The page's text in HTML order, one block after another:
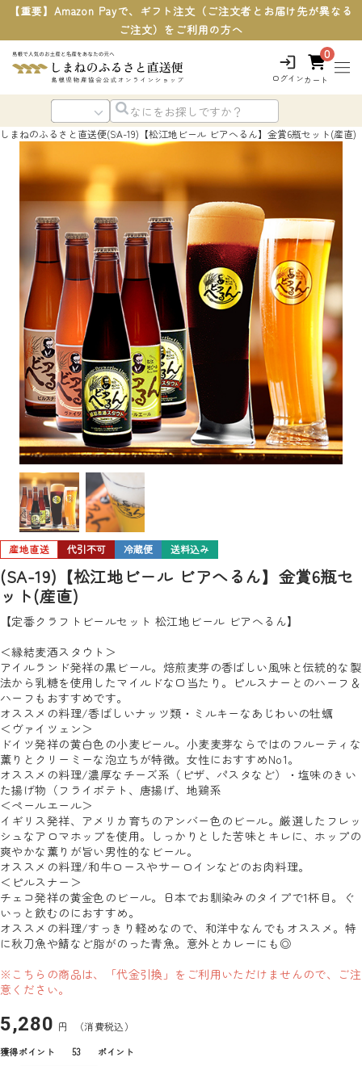
【重要】Amazon Payで、ギフト注文（ご注文者とお届け先が異なる
ご注文）をご利用の方へ
ログイン
0
カート
しまねのふるさと直送便(SA-19)【松江地ビール ビアへるん】金賞6瓶セット(産直)
産地直送 代引不可 冷蔵便 送料込み
(SA-19)【松江地ビール ビアへるん】金賞6瓶セ
ット(産直)
【定番クラフトビールセット 松江地ビール ビアへるん】
＜縁結麦酒スタウト＞
アイルランド発祥の黒ビール。焙煎麦芽の香ばしい風味と伝統的な製
法から乳糖を使用したマイルドな口当たり。ピルスナーとのハーフ＆
ハーフもおすすめです。
オススメの料理/香ばしいナッツ類・ミルキーなあじわいの牡蠣
＜ヴァイツェン＞
ドイツ発祥の黄白色の小麦ビール。小麦麦芽ならではのフルーティな
薫りとクリーミーな泡立ちが特徴。女性におすすめNo1。
オススメの料理/濃厚なチーズ系（ピザ、パスタなど）・塩味のきい
た揚げ物（フライポテト、唐揚げ、地鶏系
＜ペールエール＞
イギリス発祥、アメリカ育ちのアンバー色のビール。厳選したフレッ
シュなアロマホップを使用。しっかりとした苦味とキレに、ホップの
爽やかな薫りが旨い男性的なビール。
オススメの料理/和牛ロースやサーロインなどのお肉料理。
＜ピルスナー＞
チェコ発祥の黄金色のビール。日本でお馴染みのタイプで1杯目。ぐ
いっと飲むのにおすすめ。
オススメの料理/すっきり軽めなので、和洋中なんでもオススメ。特
に秋刀魚や鯖など脂がのった青魚。意外とカレーにも◎
※こちらの商品は、「代金引換」をご利用いただけませんので、ご注
意ください。
5,280 円 （消費税込）
獲得ポイント 53 ポイント